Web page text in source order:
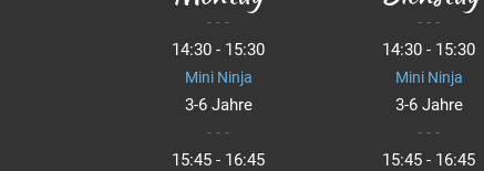
- - -
14:30 - 15:30
Mini Ninja
3-6 Jahre
- - -
15:45 - 16:45
- - -
14:30 - 15:30
Mini Ninja
3-6 Jahre
- - -
15:45 - 16:45